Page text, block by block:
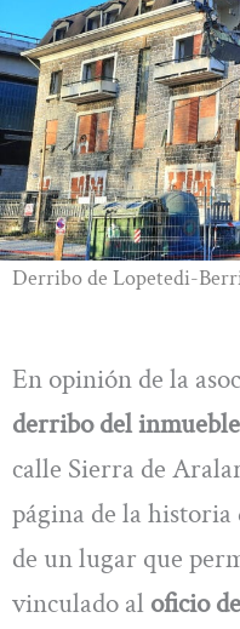
Derribo de Lopetedi-
En opinión de la
derribo del
calle Sierra de
página de la
de un lugar que
vinculado al oficio